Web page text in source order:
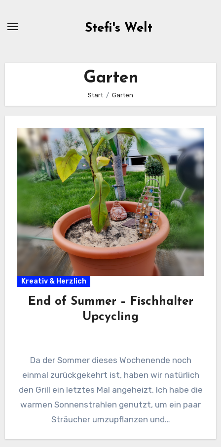
Stefi's Welt
Garten
Start Garten
Kreativ & Herzlich
End of Summer – Fischhalter
Upcycling
Da der Sommer dieses Wochenende noch
einmal zurückgekehrt ist, haben wir natürlich
den Grill ein letztes Mal angeheizt. Ich habe die
warmen Sonnenstrahlen genutzt, um ein paar
Sträucher umzupflanzen und…